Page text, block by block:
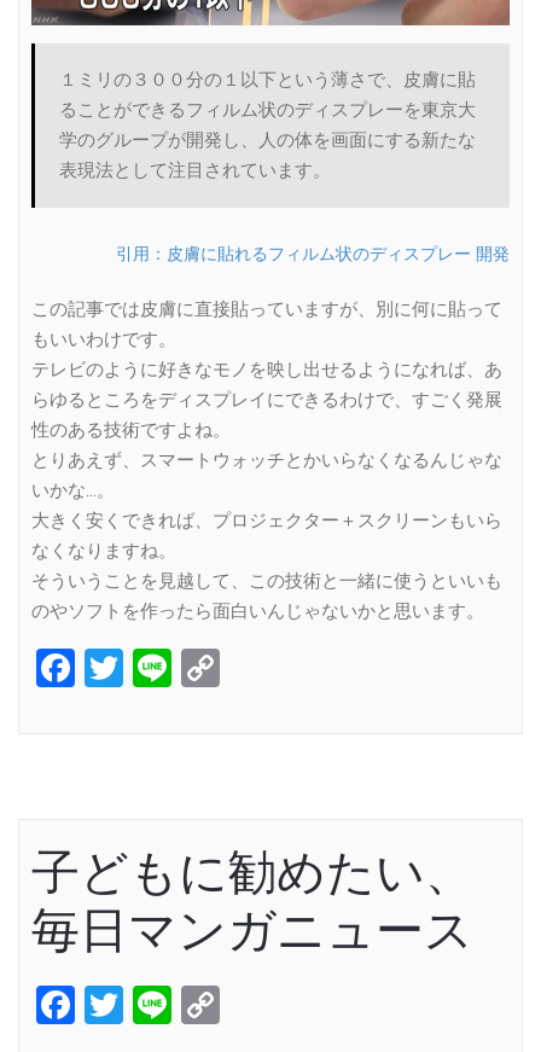
１ミリの３００分の１以下という薄さで、皮膚に貼
ることができるフィルム状のディスプレーを東京大
学のグループが開発し、人の体を画面にする新たな
表現法として注目されています。
引用：皮膚に貼れるフィルム状のディスプレー 開発
この記事では皮膚に直接貼っていますが、別に何に貼って
もいいわけです。
テレビのように好きなモノを映し出せるようになれば、あ
らゆるところをディスプレイにできるわけで、すごく発展
性のある技術ですよね。
とりあえず、スマートウォッチとかいらなくなるんじゃな
いかな…。
大きく安くできれば、プロジェクター＋スクリーンもいら
なくなりますね。
そういうことを見越して、この技術と一緒に使うといいも
のやソフトを作ったら面白いんじゃないかと思います。
Facebook
Twitter
Line
子どもに勧めたい、
毎日マンガニュース
Facebook
Twitter
Line